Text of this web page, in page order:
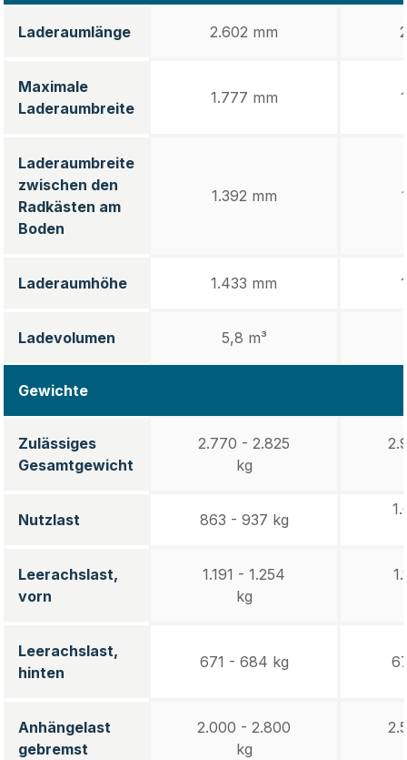
Laderaumlänge 2.602 mm
Maximale
Laderaumbreite
1.777 mm
Laderaumbreite
zwischen den
Radkästen am
Boden
1.392 mm
Laderaumhöhe 1.433 mm
Ladevolumen 5,8 m³
Gewichte
Zulässiges
Gesamtgewicht
2.770 - 2.825
kg
Nutzlast 863 - 937 kg
Leerachslast,
vorn
1.191 - 1.254
kg
Leerachslast,
hinten
671 - 684 kg
Anhängelast
gebremst
2.000 - 2.800
kg